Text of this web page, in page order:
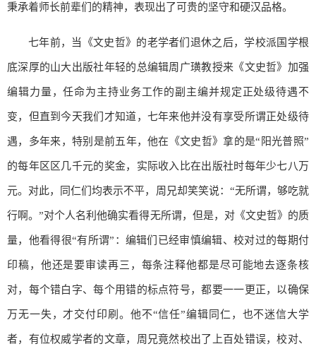
秉承着师长前辈们的精神，表现出了可贵的坚守和硬汉品格。
七年前，当《文史哲》的老学者们退休之后，学校派国学根
底深厚的山大出版社年轻的总编辑周广璜教授来《文史哲》加强
编辑力量，任命为主持业务工作的副主编并规定正处级待遇不
变，但直到今天我们才知道，七年来他并没有享受所谓正处级待
遇，多年来，特别是前五年，他在《文史哲》拿的是“阳光普照”
的每年区区几千元的奖金，实际收入比在出版社时每年少七八万
元。对此，同仁们均表示不平，周兄却笑笑说：“无所谓，够吃就
行啊。”对个人名利他确实看得无所谓，但是，对《文史哲》的质
量，他看得很“有所谓”：编辑们已经审慎编辑、校对过的每期付
印稿，他还是要审读再三，每条注释他都是尽可能地去逐条核
对，每个错白字、每个用错的标点符号，都要一一更正，以确保
万无一失，才交付印刷。他不“信任”编辑同仁，也不迷信大学
者，有位权威学者的文章，周兄竟然校出了上百处错误，校对、